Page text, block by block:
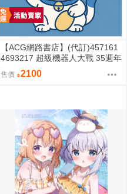
【ACG網路書店】(代訂)457161
4693217 超級機器人大戰 35週年
紀念 JAM Project 主題歌完整專
輯 通常盤
售價 2100